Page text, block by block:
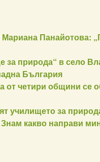
Мариана Панайотова:
за природа“ в село
България
от четири общини се
училището за
Знам какво направи